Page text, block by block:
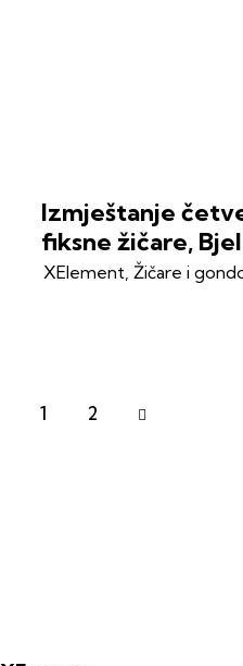
Izmještanje
fiksne žičare,
XElement, Žičare i
1 2